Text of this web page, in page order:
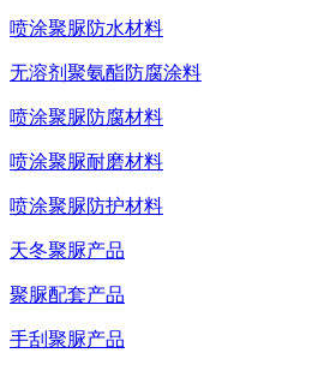
喷涂聚脲防水材料
无溶剂聚氨酯防腐涂料
喷涂聚脲防腐材料
喷涂聚脲耐磨材料
喷涂聚脲防护材料
天冬聚脲产品
聚脲配套产品
手刮聚脲产品